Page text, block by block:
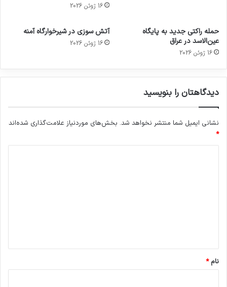
16 ژوئن 2026
حمله راکتی جدید به پایگاه
عین‌الاسد در عراق
16 ژوئن 2026
آتش سوزی در شیرخوارگاه آمنه
16 ژوئن 2026
دیدگاهتان را بنویسید
نشانی ایمیل شما منتشر نخواهد شد. بخش‌های موردنیاز علامت‌گذاری شده‌اند
*
نام*